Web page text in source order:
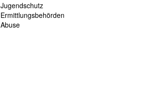
Jugendschutz
Ermittlungsbehörden
Abuse